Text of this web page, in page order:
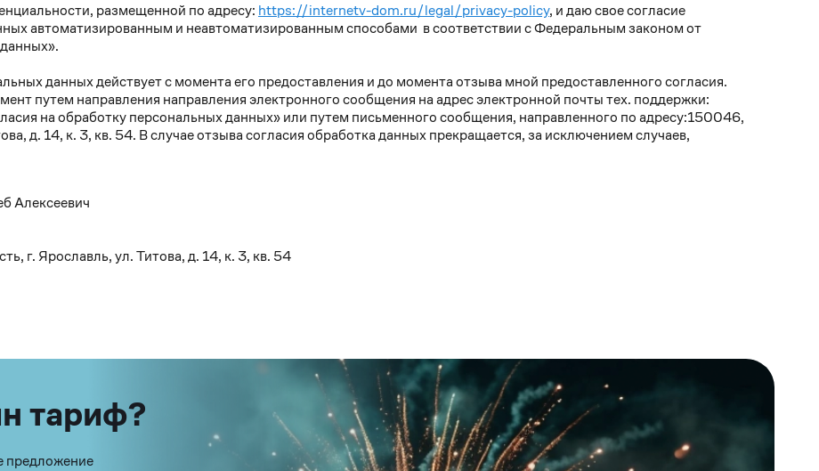
размещенной по адресу: https://internetv-dom.ru/legal/privacy-policy, и даю свое согласие
автоматизированным и неавтоматизированным способами в соответствии с Федеральным законом от
данных действует с момента его предоставления и до момента отзыва мной предоставленного согласия.
путем направления направления электронного сообщения на адрес электронной почты тех. поддержки:
на обработку персональных данных» или путем письменного сообщения, направленного по адресу:150046,
д. 14, к. 3, кв. 54. В случае отзыва согласия обработка данных прекращается, за исключением случаев,
Алексеевич
г. Ярославль, ул. Титова, д. 14, к. 3, кв. 54
тариф?
предложение